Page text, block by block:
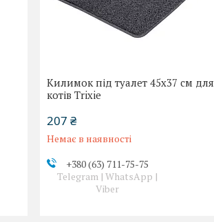
Килимок під туалет 45x37 см для
котів Trixie
207 ₴
Немає в наявності
+380 (63) 711-75-75
Telegram | WhatsApp |
Viber